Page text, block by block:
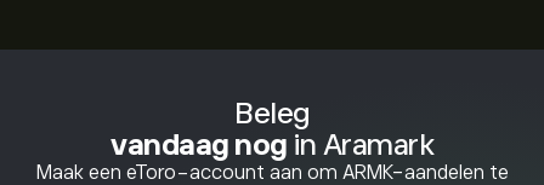
Beleg
vandaag nog in Aramark
Maak een eToro-account aan om ARMK-aandelen te